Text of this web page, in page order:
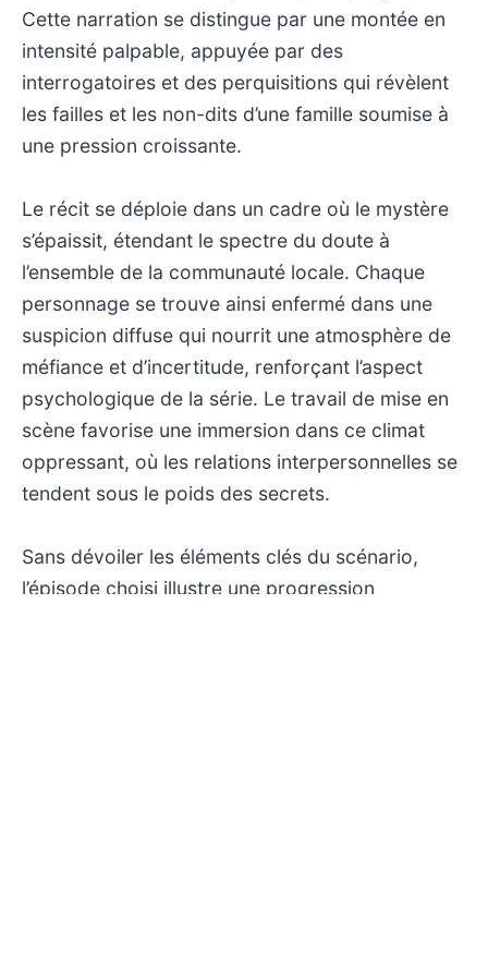
Cette narration se distingue par une montée en
intensité palpable, appuyée par des
interrogatoires et des perquisitions qui révèlent
les failles et les non-dits d’une famille soumise à
une pression croissante.
Le récit se déploie dans un cadre où le mystère
s’épaissit, étendant le spectre du doute à
l’ensemble de la communauté locale. Chaque
personnage se trouve ainsi enfermé dans une
suspicion diffuse qui nourrit une atmosphère de
méfiance et d’incertitude, renforçant l’aspect
psychologique de la série. Le travail de mise en
scène favorise une immersion dans ce climat
oppressant, où les relations interpersonnelles se
tendent sous le poids des secrets.
Sans dévoiler les éléments clés du scénario,
l’épisode choisi illustre une progression